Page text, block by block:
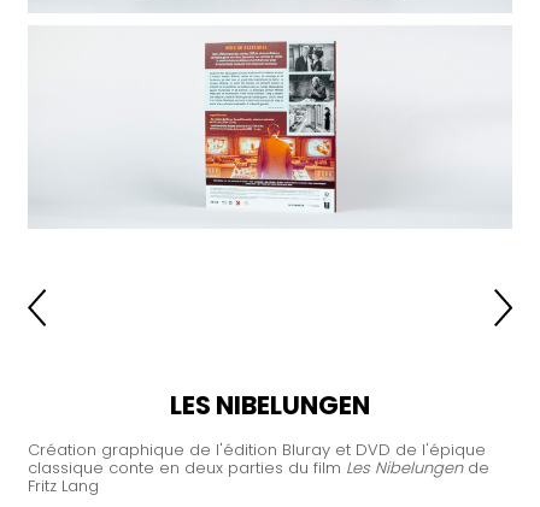
LES NIBELUNGEN
Création graphique de l'édition Bluray et DVD de l'épique
classique conte en deux parties du film Les Nibelungende
Fritz Lang